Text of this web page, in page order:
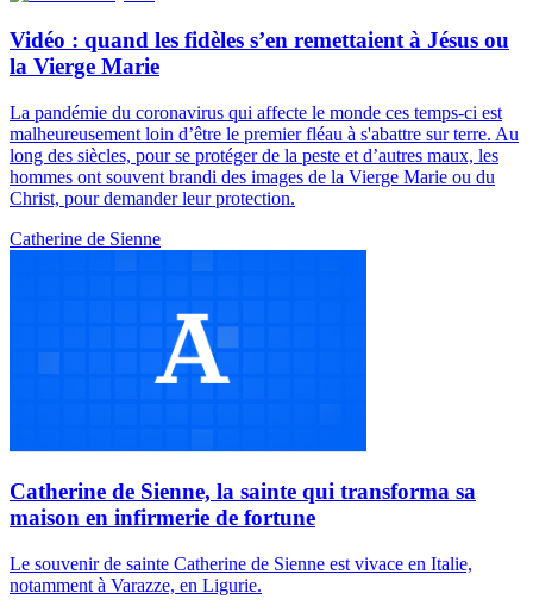
Vidéo : quand les fidèles s’en remettaient à Jésus ou
la Vierge Marie
La pandémie du coronavirus qui affecte le monde ces temps-ci est
malheureusement loin d’être le premier fléau à s'abattre sur terre. Au
long des siècles, pour se protéger de la peste et d’autres maux, les
hommes ont souvent brandi des images de la Vierge Marie ou du
Christ, pour demander leur protection.
Catherine de Sienne
Catherine de Sienne, la sainte qui transforma sa
maison en infirmerie de fortune
Le souvenir de sainte Catherine de Sienne est vivace en Italie,
notamment à Varazze, en Ligurie.